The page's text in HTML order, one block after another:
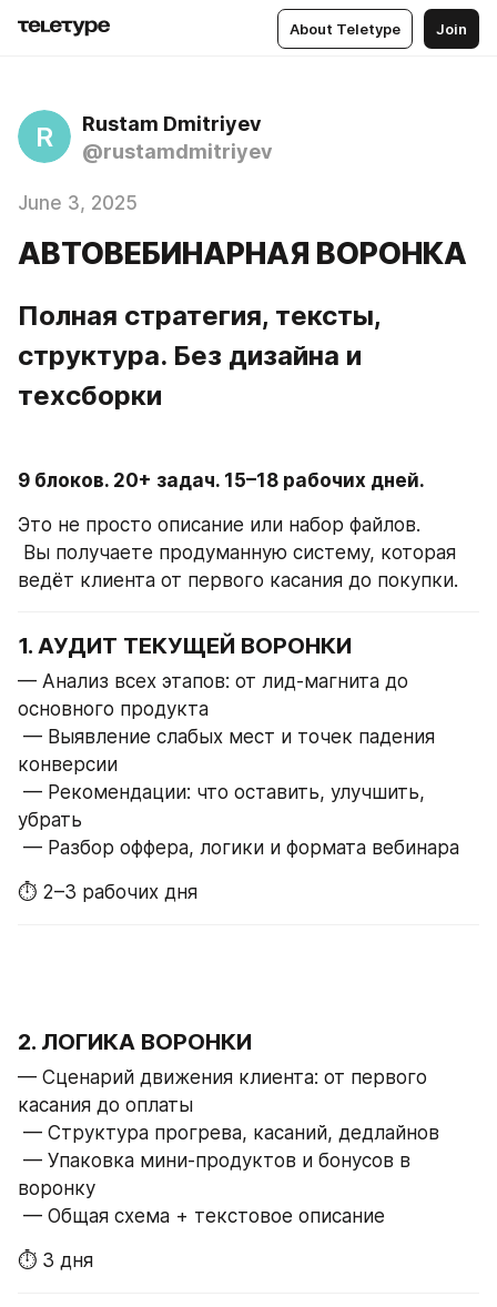
About Teletype Join
R
Rustam Dmitriyev
@rustamdmitriyev
June 3, 2025
АВТОВЕБИНАРНАЯ ВОРОНКА
Полная стратегия, тексты,
структура. Без дизайна и
техсборки
9 блоков. 20+ задач. 15–18 рабочих дней.
Это не просто описание или набор файлов.
ведёт клиента от первого касания до покупки.
1. АУДИТ ТЕКУЩЕЙ ВОРОНКИ
— Анализ всех этапов: от лид-магнита до
основного продукта
конверсии
убрать
— Разбор оффера, логики и формата вебинара
⏱ 2–3 рабочих дня
2. ЛОГИКА ВОРОНКИ
— Сценарий движения клиента: от первого
касания до оплаты
— Структура прогрева, касаний, дедлайнов
воронку
— Общая схема + текстовое описание
⏱ 3 дня